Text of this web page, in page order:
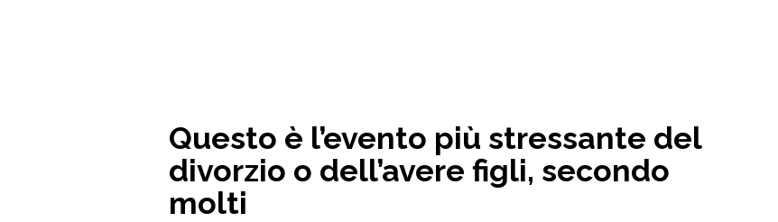
Questo è l’evento più stressante del
divorzio o dell’avere figli, secondo
molti